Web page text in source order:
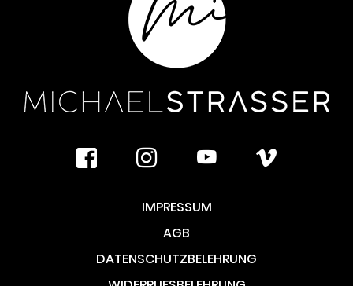
facebookinstagramyoutubevimeo
IMPRESSUM
AGB
DATENSCHUTZBELEHRUNG